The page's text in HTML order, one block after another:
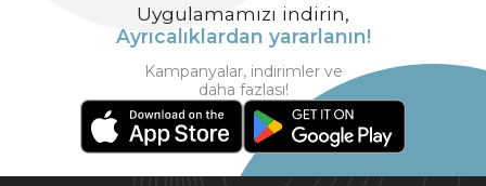
Uygulamamızı indirin,
Ayrıcalıklardan yararlanın!
Kampanyalar, indirimler ve
daha fazlası!